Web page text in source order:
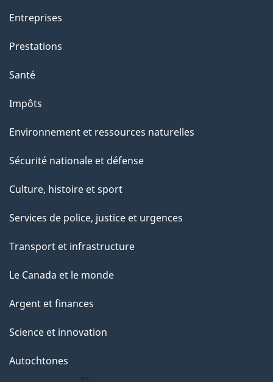
Entreprises
Prestations
Santé
Impôts
Environnement et ressources naturelles
Sécurité nationale et défense
Culture, histoire et sport
Services de police, justice et urgences
Transport et infrastructure
Le Canada et le monde
Argent et finances
Science et innovation
Autochtones